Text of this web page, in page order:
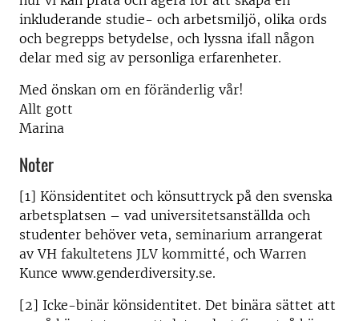
inkluderande studie- och arbetsmiljö, olika ords
och begrepps betydelse, och lyssna ifall någon
delar med sig av personliga erfarenheter.
Med önskan om en föränderlig vår!
Allt gott
Marina
Noter
[1] Könsidentitet och könsuttryck på den svenska
arbetsplatsen – vad universitetsanställda och
studenter behöver veta, seminarium arrangerat
av VH fakultetens JLV kommitté, och Warren
Kunce www.genderdiversity.se.
[2] Icke-binär könsidentitet. Det binära sättet att